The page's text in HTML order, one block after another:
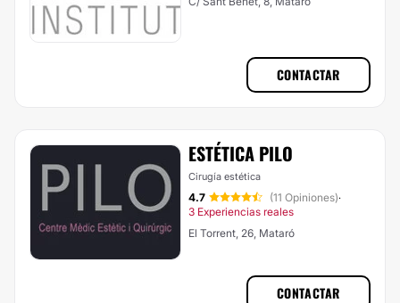
CONTACTAR
ESTÉTICA PILO
Cirugía estética
4.7 (11 Opiniones)·
3 Experiencias reales
El Torrent, 26, Mataró
CONTACTAR